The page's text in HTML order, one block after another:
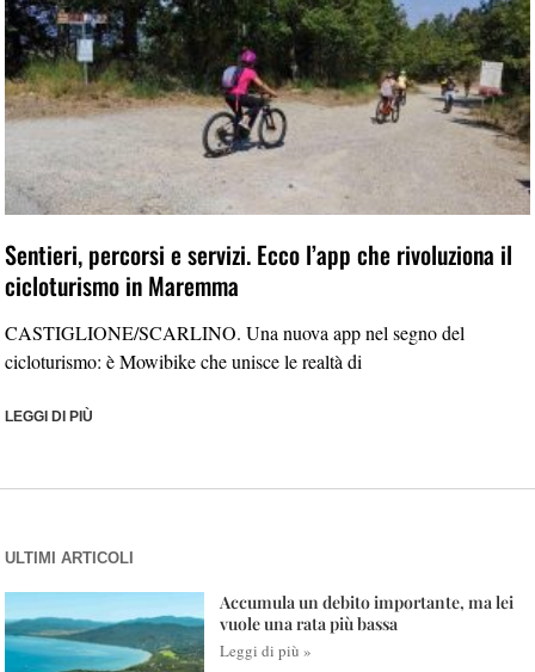
Sentieri, percorsi e servizi. Ecco l’app che rivoluziona il
cicloturismo in Maremma
CASTIGLIONE/SCARLINO. Una nuova app nel segno del
cicloturismo: è Mowibike che unisce le realtà di
LEGGI DI PIÙ
ULTIMI ARTICOLI
Accumula un debito importante, ma lei
vuole una rata più bassa
Leggi di più »